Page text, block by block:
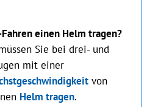
einen Helm tragen?
Sie bei drei- und
mit einer
von
Helm tragen.